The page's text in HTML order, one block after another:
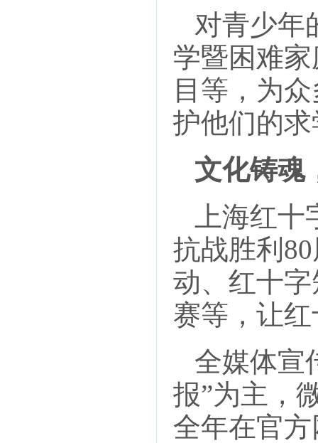
对青少年
学暨困难
目等，为
护他们的
文化铸魂
上海红十
抗战胜利
动、红十
赛等，让
全媒体宣
报”为主，
全年在官